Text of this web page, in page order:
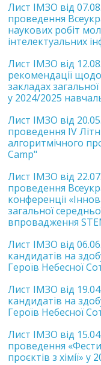
Лист ІМЗО від
проведення
наукових робіт
інтелектуальних
Лист ІМЗО від
рекомендації
закладах
у 2024/2025
Лист ІМЗО від
проведення ІV
алгоритмічного
Camp"
Лист ІМЗО від
проведення
конференції
загальної
впровадження
Лист ІМЗО від
кандидатів на
Героїв Небесної
Лист ІМЗО від
кандидатів на
Героїв Небесної
Лист ІМЗО від
проведення
проєктів з хімії»